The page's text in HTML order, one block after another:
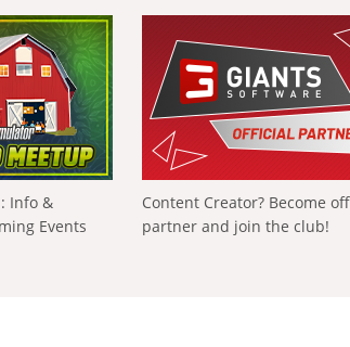
Info &
Events
Content Creator? Become
partner and join the club!